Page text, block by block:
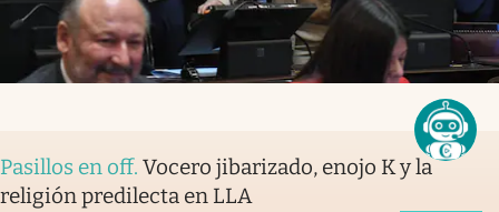
Pasillos en off. Vocero jibarizado, enojo K y la
religión predilecta en LLA